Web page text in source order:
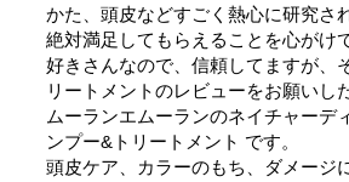
かた、頭皮などすごく熱心に研究さ
絶対満足してもらえることを心がけ
好きさんなので、信頼してますが、
リートメントのレビューをお願いし
ムーランエムーランのネイチャーデ
ンプー&トリートメント です。
頭皮ケア、カラーのもち、ダメージ